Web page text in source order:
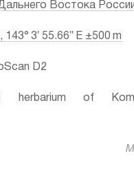
Востока России
143° 3′ 55.66″ E ±500 m
D2
herbarium of